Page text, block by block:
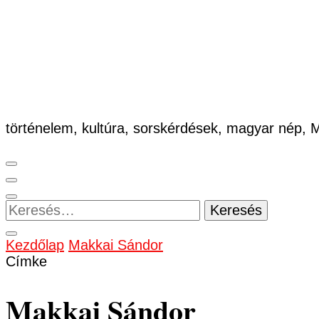
történelem, kultúra, sorskérdések, magyar nép,
Keresés:
Kezdőlap Makkai Sándor
Címke
Makkai Sándor